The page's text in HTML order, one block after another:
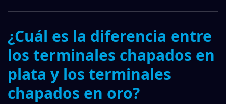
¿Cuál es la diferencia entre
los terminales chapados en
plata y los terminales
chapados en oro?